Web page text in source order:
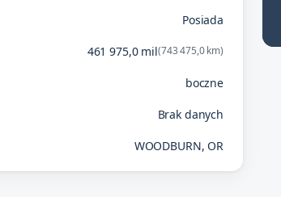
Posiada
461 975,0 mil(743 475,0 km)
boczne
Brak danych
WOODBURN, OR